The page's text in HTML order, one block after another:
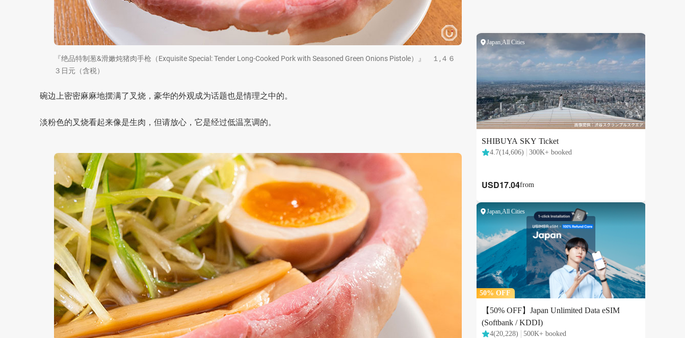
『绝品特制葱&滑嫩炖猪肉手枪（Exquisite Special: Tender Long-Cooked Pork with Seasoned Green Onions Pistole）』 １,４６
３日元（含税）
碗边上密密麻麻地摆满了叉烧，豪华的外观成为话题也是情理之中的。
淡粉色的叉烧看起来像是生肉，但请放心，它是经过低温烹调的。